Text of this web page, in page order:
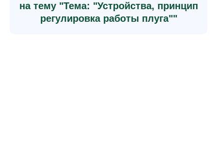
на тему "Тема: "Устройства, принцип
регулировка работы плуга""